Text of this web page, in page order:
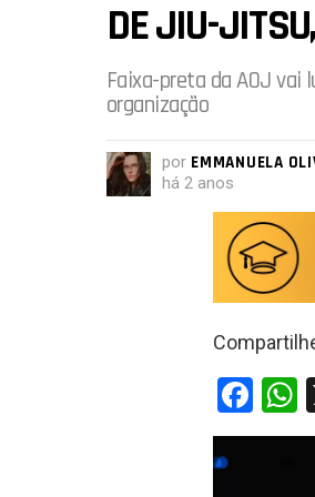
DE JIU-
Faixa-preta da AOJ
organização
por EMMANUELA
há 2 anos
F
a
h